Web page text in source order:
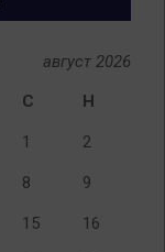
август 2026
С Н
1 2
8 9
15 16